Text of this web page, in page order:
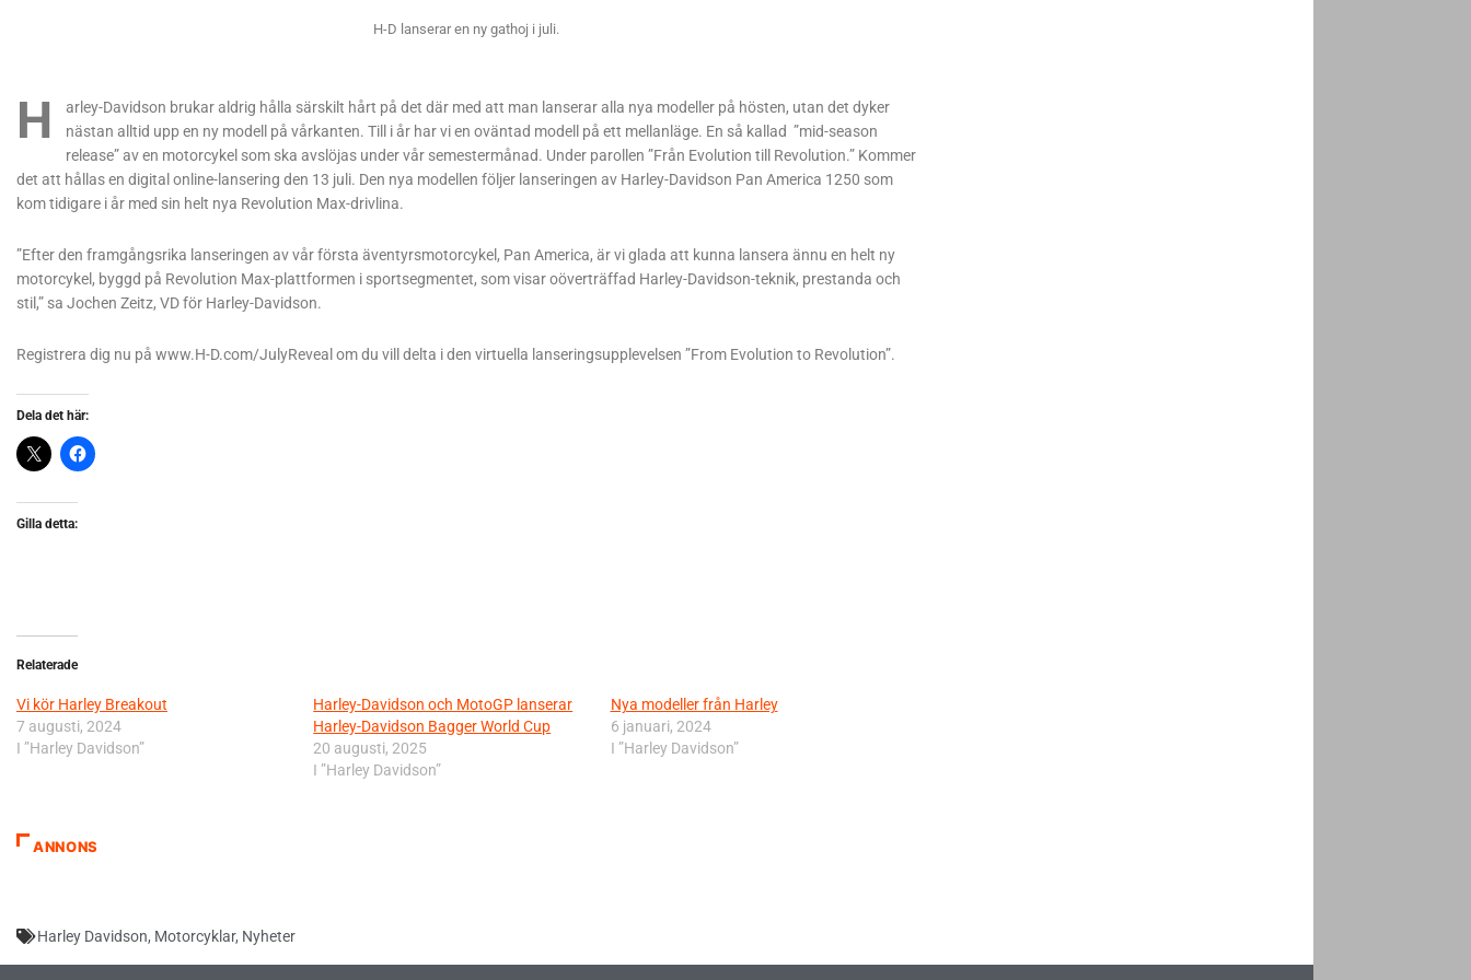
H-D lanserar en ny gathoj i juli.
H
arley-Davidson brukar aldrig hålla särskilt hårt på det där med att man lanserar alla nya modeller på hösten, utan det dyker
nästan alltid upp en ny modell på vårkanten. Till i år har vi en oväntad modell på ett mellanläge. En så kallad ”mid-season
release” av en motorcykel som ska avslöjas under vår semestermånad. Under parollen ”Från Evolution till Revolution.” Kommer
det att hållas en digital online-lansering den 13 juli. Den nya modellen följer lanseringen av Harley-Davidson Pan America 1250 som
kom tidigare i år med sin helt nya Revolution Max-drivlina.
”Efter den framgångsrika lanseringen av vår första äventyrsmotorcykel, Pan America, är vi glada att kunna lansera ännu en helt ny
motorcykel, byggd på Revolution Max-plattformen i sportsegmentet, som visar oöverträffad Harley-Davidson-teknik, prestanda och
stil,” sa Jochen Zeitz, VD för Harley-Davidson.
Registrera dig nu på www.H-D.com/JulyReveal om du vill delta i den virtuella lanseringsupplevelsen ”From Evolution to Revolution”.
Dela det här:
Gilla detta:
Relaterade
Vi kör Harley Breakout
7 augusti, 2024
I ”Harley Davidson”
Harley-Davidson och MotoGP lanserar
Harley-Davidson Bagger World Cup
20 augusti, 2025
I ”Harley Davidson”
Nya modeller från Harley
6 januari, 2024
I ”Harley Davidson”
ANNONS
Harley Davidson, Motorcyklar, Nyheter